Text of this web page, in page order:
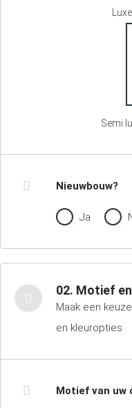
Semi
Nieuwbouw?
Ja
02. Motief
Maak een
en kleuropties
Motief van uw